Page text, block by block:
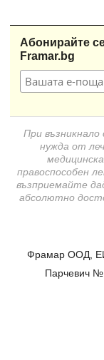
Абонирайте
Framar.bg
При възникнало
нужда от
правоспособен
възприемайте
абсолютно
Фрамар ООД,
Парчевич